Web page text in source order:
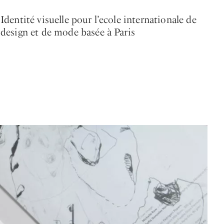
Identité visuelle pour l’ecole internationale de
design et de mode basée à Paris